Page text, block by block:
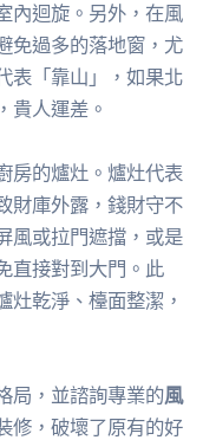
內迴旋。另外，在風
免過多的落地窗，尤
表「靠山」，如果北
貴人運差。
房的爐灶。爐灶代表
財庫外露，錢財守不
風或拉門遮擋，或是
直接對到大門。此
灶乾淨、檯面整潔，
局，並諮詢專業的風
修，破壞了原有的好